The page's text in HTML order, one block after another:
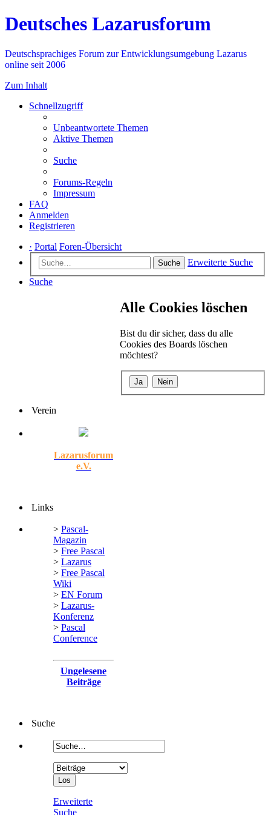
Deutsches Lazarusforum
Deutschsprachiges Forum zur Entwicklungsumgebung Lazarus
online seit 2006
Zum Inhalt
Schnellzugriff
Unbeantwortete Themen
Aktive Themen
Suche
Forums-Regeln
Impressum
FAQ
Anmelden
Registrieren
· Portal Foren-Übersicht
Suche
Erweiterte Suche
Suche
Alle Cookies löschen
Bist du dir sicher, dass du alle
Cookies des Boards löschen
möchtest?
Verein
Lazarusforum
e.V.
Links
> Pascal-
Magazin
> Free Pascal
> Lazarus
> Free Pascal
Wiki
> EN Forum
> Lazarus-
Konferenz
> Pascal
Conference
Ungelesene
Beiträge
Suche
Erweiterte
Suche